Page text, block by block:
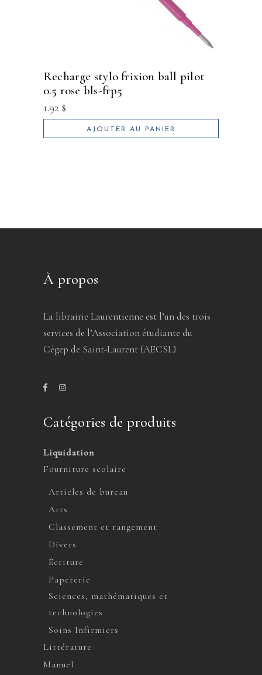
recharge stylo frixion ball pilot
0.5 rose bls-frp5
1.92 $
AJOUTER AU PANIER
À propos
La librairie Laurentienne est l’un des trois
services de l’Association étudiante du
Cégep de Saint-Laurent (AECSL).
Catégories de produits
Liquidation
Fourniture scolaire
Articles de bureau
Arts
Classement et rangement
Divers
Écriture
Papeterie
Sciences, mathématiques et
technologies
Soins Infirmiers
Littérature
Manuel